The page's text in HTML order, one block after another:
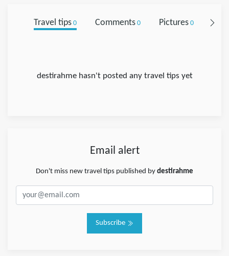
Travel tips0 Comments0 Pictures0
destirahme hasn't posted any travel tips yet
Email alert
Don't miss new travel tips published by destirahme
Subscribe